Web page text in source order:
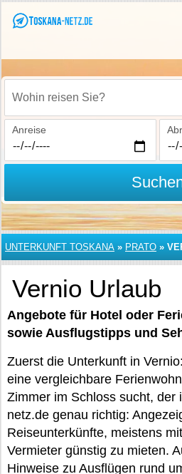
Wohin reisen Sie?
Anreise
UNTERKUNFT TOSKANA » PRATO »
Vernio Urlaub
Angebote für Hotel oder
sowie Ausflugstipps und
Zuerst die Unterkunft in
eine vergleichbare
Zimmer im Schloss sucht, der
netz.de genau richtig:
Reiseunterkünfte, meistens
Vermieter günstig zu mieten.
Hinweise zu Ausflügen rund